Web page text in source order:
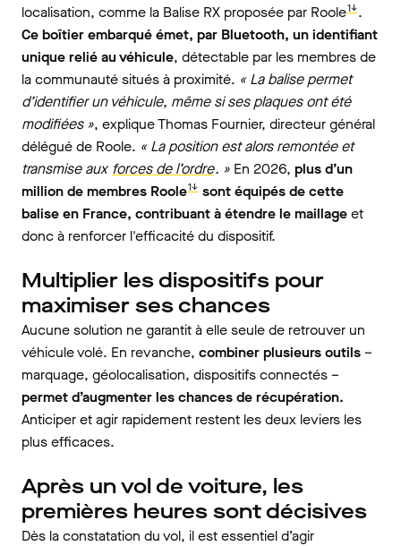
localisation, comme la Balise RX proposée par Roole1↓.
Ce boîtier embarqué émet, par Bluetooth, un identifiant
unique relié au véhicule, détectable par les membres de
la communauté situés à proximité. « La balise permet
d’identifier un véhicule, même si ses plaques ont été
modifiées », explique Thomas Fournier, directeur général
délégué de Roole. « La position est alors remontée et
transmise aux forces de l’ordre. » En 2026, plus d’un
million de membres Roole1↓ sont équipés de cette
balise en France, contribuant à étendre le maillageet
donc à renforcer l'efficacité du dispositif.
Multiplier les dispositifs pour
maximiser ses chances
Aucune solution ne garantit à elle seule de retrouver un
véhicule volé. En revanche, combiner plusieurs outils–
marquage, géolocalisation, dispositifs connectés –
permet d’augmenter les chances de récupération.
Anticiper et agir rapidement restent les deux leviers les
plus efficaces.
Après un vol de voiture, les
premières heures sont décisives
Dès la constatation du vol, il est essentiel d’agir